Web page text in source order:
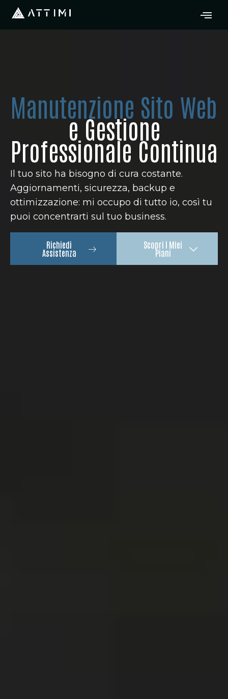
Manutenzione Sito Web
e Gestione
Professionale Continua
Il tuo sito ha bisogno di cura costante.
Aggiornamenti, sicurezza, backup e
ottimizzazione: mi occupo di tutto io, così tu
puoi concentrarti sul tuo business.
Richiedi
Assistenza
Scopri I Miei
Piani